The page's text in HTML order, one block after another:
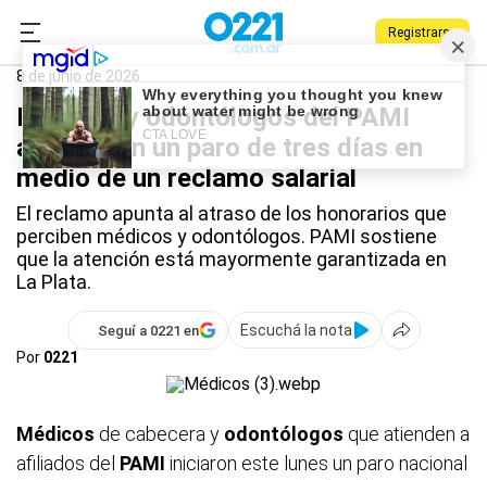
Registrarse
0221.com.ar
PAMI
8 de junio de 2026
Médicos y odontólogos del PAMI
arrancaron un paro de tres días en
medio de un reclamo salarial
El reclamo apunta al atraso de los honorarios que
perciben médicos y odontólogos. PAMI sostiene
que la atención está mayormente garantizada en
La Plata.
Seguí a 0221 en
Escuchá la nota
Por 0221
Médicos de cabecera y odontólogos que atienden a
afiliados del PAMI iniciaron este lunes un paro nacional